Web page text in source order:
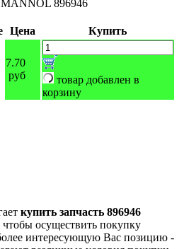
MANNOL 896946
Цена Купить
7.70
руб
товар добавлен в
корзину
купить запчасть 896946
чтобы осуществить покупку
интересующую Вас позицию -